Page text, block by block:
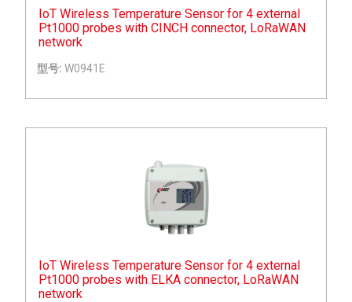
IoT Wireless Temperature Sensor for 4 external
Pt1000 probes with CINCH connector, LoRaWAN
network
型号: W0941E
IoT Wireless Temperature Sensor for 4 external
Pt1000 probes with ELKA connector, LoRaWAN
network